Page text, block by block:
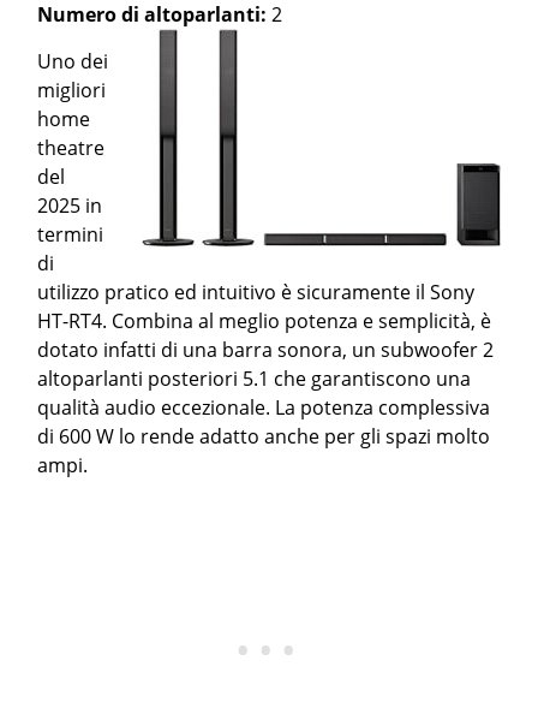
Numero di altoparlanti:2
Uno dei
migliori
home
theatre
del
2025 in
termini
di
utilizzo pratico ed intuitivo è sicuramente il Sony
HT-RT4. Combina al meglio potenza e semplicità, è
dotato infatti di una barra sonora, un subwoofer 2
altoparlanti posteriori 5.1 che garantiscono una
qualità audio eccezionale. La potenza complessiva
di 600 W lo rende adatto anche per gli spazi molto
ampi.